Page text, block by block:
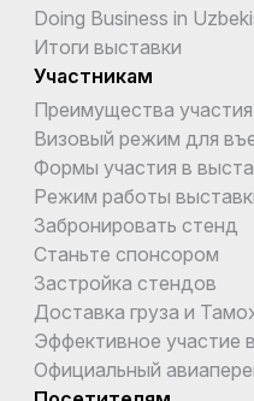
Doing Business in
Итоги выставки
Участникам
Преимущества участия
Визовый режим для
Формы участия в
Режим работы
Забронировать стенд
Станьте спонсором
Застройка стендов
Доставка груза и
Эффективное участие
Официальный